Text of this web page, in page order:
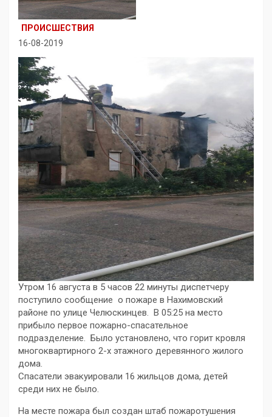
ПРОИСШЕСТВИЯ
16-08-2019
Утром 16 августа в 5 часов 22 минуты диспетчеру
поступило сообщение о пожаре в Нахимовский
районе по улице Челюскинцев. В 05:25 на место
прибыло первое пожарно-спасательное
подразделение. Было установлено, что горит кровля
многоквартирного 2-х этажного деревянного жилого
дома.
Спасатели эвакуировали 16 жильцов дома, детей
среди них не было.
На месте пожара был создан штаб пожаротушения